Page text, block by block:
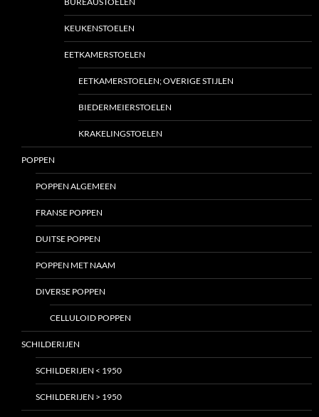
KEUKENSTOELEN
EETKAMERSTOELEN
EETKAMERSTOELEN; OVERIGE STIJLEN
BIEDERMEIERSTOELEN
KRAKELINGSTOELEN
POPPEN
POPPEN ALGEMEEN
FRANSE POPPEN
DUITSE POPPEN
POPPEN MET NAAM
DIVERSE POPPEN
CELLULOID POPPEN
SCHILDERIJEN
SCHILDERIJEN < 1950
SCHILDERIJEN > 1950